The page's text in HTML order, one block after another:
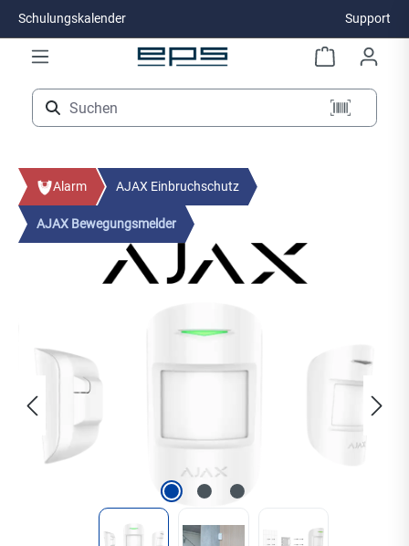
Zum Hauptinhalt springen
Schulungskalender Support
Alarm AJAX Einbruchschutz
AJAX Bewegungsmelder